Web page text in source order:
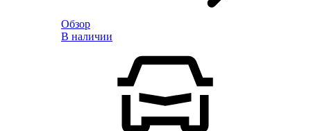
Обзор
В наличии